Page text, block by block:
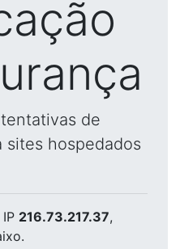
de
sites hospedados
216.73.217.37,